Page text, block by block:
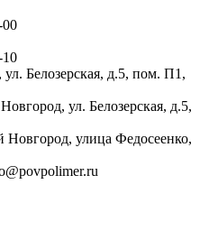
ул. Белозерская, д.5, пом. П1,
ул. Белозерская, д.5,
улица Федосеенко,